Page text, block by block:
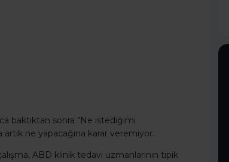
baktıktan sonra "Ne istediğimi
ne yapacağına karar veremiyor.
ABD klinik tedavi uzmanlarının tipik